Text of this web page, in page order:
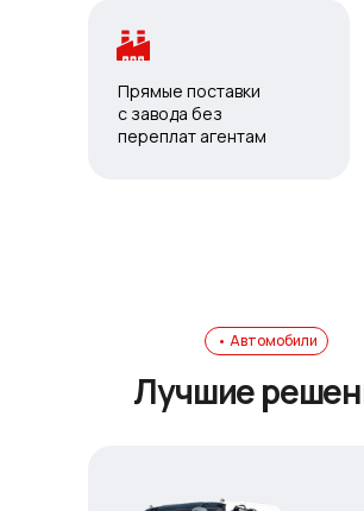
Прямые поставки
с завода без
переплат агентам
• Автомобили
Лучшие